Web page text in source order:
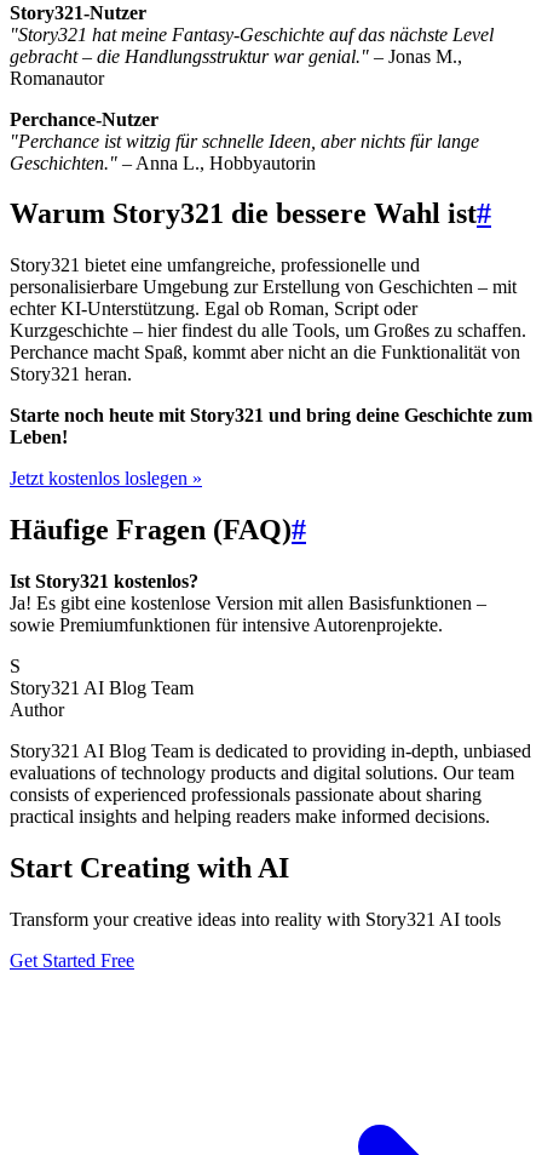
Story321-Nutzer
"Story321 hat meine Fantasy-Geschichte auf das nächste Level
gebracht – die Handlungsstruktur war genial." – Jonas M.,
Romanautor
Perchance-Nutzer
"Perchance ist witzig für schnelle Ideen, aber nichts für lange
Geschichten." – Anna L., Hobbyautorin
Warum Story321 die bessere Wahl ist#
Story321 bietet eine umfangreiche, professionelle und
personalisierbare Umgebung zur Erstellung von Geschichten – mit
echter KI-Unterstützung. Egal ob Roman, Script oder
Kurzgeschichte – hier findest du alle Tools, um Großes zu schaffen.
Perchance macht Spaß, kommt aber nicht an die Funktionalität von
Story321 heran.
Starte noch heute mit Story321 und bring deine Geschichte zum
Leben!
Jetzt kostenlos loslegen »
Häufige Fragen (FAQ)#
Ist Story321 kostenlos?
Ja! Es gibt eine kostenlose Version mit allen Basisfunktionen –
sowie Premiumfunktionen für intensive Autorenprojekte.
S
Story321 AI Blog Team
Author
Story321 AI Blog Team is dedicated to providing in-depth, unbiased
evaluations of technology products and digital solutions. Our team
consists of experienced professionals passionate about sharing
practical insights and helping readers make informed decisions.
Start Creating with AI
Transform your creative ideas into reality with Story321 AI tools
Get Started Free